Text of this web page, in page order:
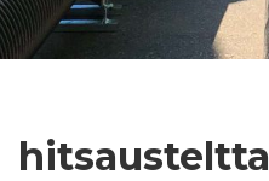
hitsausteltta